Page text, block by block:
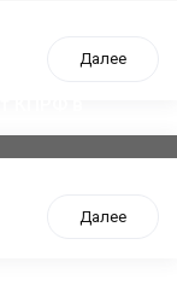
Далее
Далее